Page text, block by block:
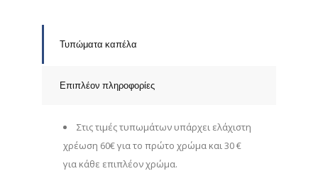
Τυπώματα καπέλα
Επιπλέον πληροφορίες
Στις τιμές τυπωμάτων υπάρχει ελάχιστη
χρέωση 60€ για το πρώτο χρώμα και 30 €
για κάθε επιπλέον χρώμα.